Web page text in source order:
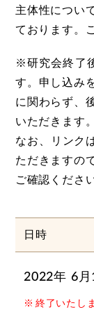
主体性につい
ております。
※研究会終了
す。申し込み
に関わらず、
いただきます。
なお、リンク
ただきますの
ご確認くださ
日時
2022年 6月
終了いたし